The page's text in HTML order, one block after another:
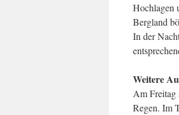
Hochlagen
Bergland
In der
Weitere
Am Freitag
Regen. Im